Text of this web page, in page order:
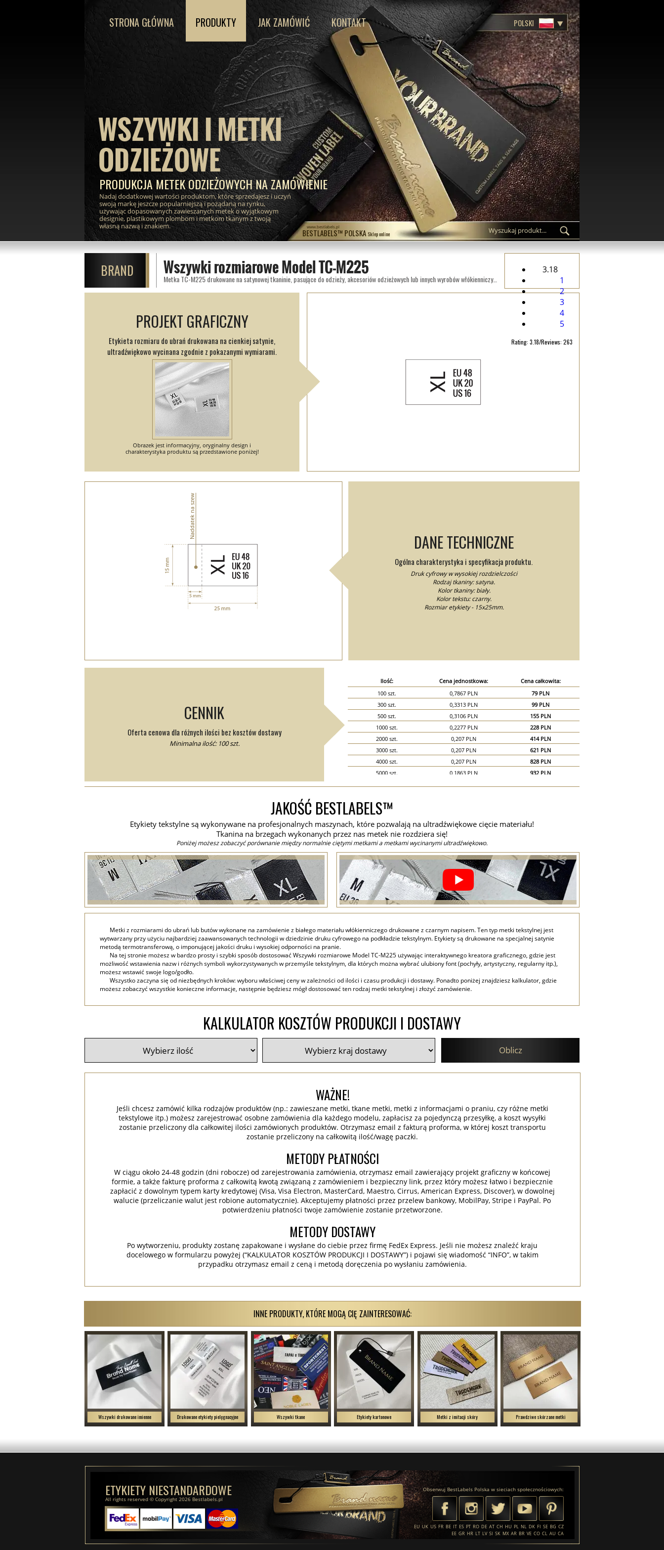
BESTLABELS™ POLSKA Sklep online
www.bestlabels.pl
WSZYWKI I METKI
ODZIEŻOWE
PRODUKCJA METEK ODZIEŻOWYCH NA ZAMÓWIENIE
Nadaj dodatkowej wartości produktom, które sprzedajesz i uczyń
swoją markę jeszcze popularniejszą i pożądaną na rynku,
używając dopasowanych zawieszanych metek o wyjątkowym
designie, plastikowym plombom i metkom tkanym z twoją
własną nazwą i znakiem.
STRONA GŁÓWNA PRODUKTY JAK ZAMÓWIĆ KONTAKT POLSKI
BRAND Wszywki rozmiarowe Model TC-M225
Metka TC-M225 drukowane na satynowej tkaninie, pasujące do odzieży, akcesoriów odzieżowych lub innych wyrobów włókienniczych.
3.18
1
2
3
4
5
Rating: 3.18/Reviews: 263
PROJEKT GRAFICZNY
Etykieta rozmiaru do ubrań drukowana na cienkiej satynie,
ultradźwiękowo wycinana zgodnie z pokazanymi wymiarami.
Obrazek jest informacyjny, oryginalny design i
charakterystyka produktu są przedstawione poniżej!
DANE TECHNICZNE
Ogólna charakterystyka i specyfikacja produktu.
Druk cyfrowy w wysokiej rozdzielczości
Rodzaj tkaniny: satyna.
Kolor tkaniny: biały.
Kolor tekstu: czarny.
Rozmiar etykiety - 15x25mm.
Naddatek na szew
CENNIK
Oferta cenowa dla różnych ilości bez kosztów dostawy
Minimalna ilość: 100 szt.
Ilość: Cena jednostkowa:
Cena całkowita:
100 szt.
0,7867 PLN
79 PLN
300 szt.
0,3313 PLN
99 PLN
500 szt.
0,3106 PLN
155 PLN
1000 szt.
0,2277 PLN
228 PLN
2000 szt.
0,207 PLN
414 PLN
3000 szt.
0,207 PLN
621 PLN
4000 szt.
0,207 PLN
828 PLN
5000 szt.
0,1863 PLN
932 PLN
8000 szt.
10000 szt.
0,1532 PLN
15000 szt.
0,1449 PLN
20000 szt.
0,1242 PLN 2 484 PLN
JAKOŚĆ BESTLABELS™
Etykiety tekstylne są wykonywane na profesjonalnych maszynach, które pozwalają na ultradźwiękowe cięcie materiału!
Tkanina na brzegach wykonanych przez nas metek nie rozdziera się!
Poniżej możesz zobaczyć porównanie między normalnie ciętymi metkami a metkami wycinanymi ultradźwiękowo.
Metki z rozmiarami do ubrań lub butów wykonane na zamówienie z białego materiału włókienniczego drukowane z czarnym napisem. Ten typ metki tekstylnej jest
wytwarzany przy użyciu najbardziej zaawansowanych technologii w dziedzinie druku cyfrowego na podkładzie tekstylnym. Etykiety są drukowane na specjalnej satynie
metodą termotransferową, o imponującej jakości druku i wysokiej odporności na pranie.
Na tej stronie możesz w bardzo prosty i szybki sposób dostosować Wszywki rozmiarowe Model TC-M225 używając interaktywnego kreatora graficznego, gdzie jest
możliwość wstawienia nazw i różnych symboli wykorzystywanych w przemyśle tekstylnym, dla których można wybrać ulubiony font (pochyły, artystyczny, regularny itp.),
możesz wstawić swoje logo/godło.
Wszystko zaczyna się od niezbędnych kroków: wyboru właściwej ceny w zależności od ilości i czasu produkcji i dostawy. Ponadto poniżej znajdziesz kalkulator, gdzie
możesz zobaczyć wszystkie konieczne informacje, następnie będziesz mógł dostosować ten rodzaj metki tekstylnej i złożyć zamówienie.
KALKULATOR KOSZTÓW PRODUKCJI I DOSTAWY
Oblicz
WAŻNE!
Jeśli chcesz zamówić kilka rodzajów produktów (np.: zawieszane metki, tkane metki, metki z informacjami o praniu, czy różne metki
tekstylowe itp.) możesz zarejestrować osobne zamówienia dla każdego modelu, zapłacisz za pojedynczą przesyłkę, a koszt wysyłki
zostanie przeliczony dla całkowitej ilości zamówionych produktów. Otrzymasz email z fakturą proforma, w której koszt transportu
zostanie przeliczony na całkowitą ilość/wagę paczki.
METODY PŁATNOŚCI
W ciągu około 24-48 godzin (dni robocze) od zarejestrowania zamówienia, otrzymasz email zawierający projekt graficzny w końcowej
formie, a także fakturę proforma z całkowitą kwotą związaną z zamówieniem i bezpieczny link, przez który możesz łatwo i bezpiecznie
zapłacić z dowolnym typem karty kredytowej (Visa, Visa Electron, MasterCard, Maestro, Cirrus, American Express, Discover), w dowolnej
walucie (przeliczanie walut jest robione automatycznie). Akceptujemy płatności przez przelew bankowy, MobilPay, Stripe i PayPal. Po
potwierdzeniu płatności twoje zamówienie zostanie przetworzone.
METODY DOSTAWY
Po wytworzeniu, produkty zostanę zapakowane i wysłane do ciebie przez firmę FedEx Express. Jeśli nie możesz znaleźć kraju
docelowego w formularzu powyżej (“KALKULATOR KOSZTÓW PRODUKCJI I DOSTAWY”) i pojawi się wiadomość “INFO”, w takim
przypadku otrzymasz email z ceną i metodą doręczenia po wysłaniu zamówienia.
INNE PRODUKTY, KTÓRE MOGĄ CIĘ ZAINTERESOWAĆ:
Wszywki drukowane imienne Drukowane etykiety pielęgnacyjne Wszywki tkane Etykiety kartonowe Metki z imitacji skóry Prawdziwe skórzane metki
ETYKIETY NIESTANDARDOWE
All rights reserved © Copyright 2026 Bestlabels.pl
Obserwuj BestLabels Polska w sieciach społecznościowych:
EU UK US FR BE IT ES PT RO DE AT CH HU PL NL DK FI SE BG CZ
EE GR HR LT LV SI SK MX AR BR VE CO CL AU CA